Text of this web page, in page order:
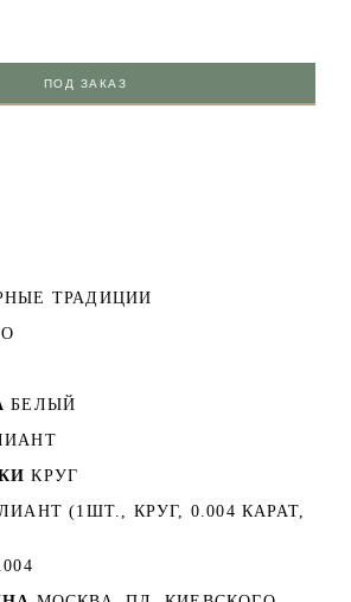
ПОД ЗАКАЗ
ТРАДИЦИИ
БЕЛЫЙ
КРУГ
(1ШТ., КРУГ, 0.004 КАРАТ,